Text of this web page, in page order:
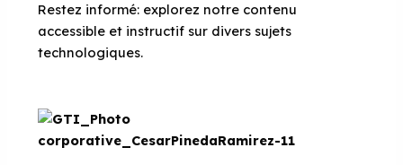
Restez informé: explorez notre contenu
accessible et instructif sur divers sujets
technologiques.